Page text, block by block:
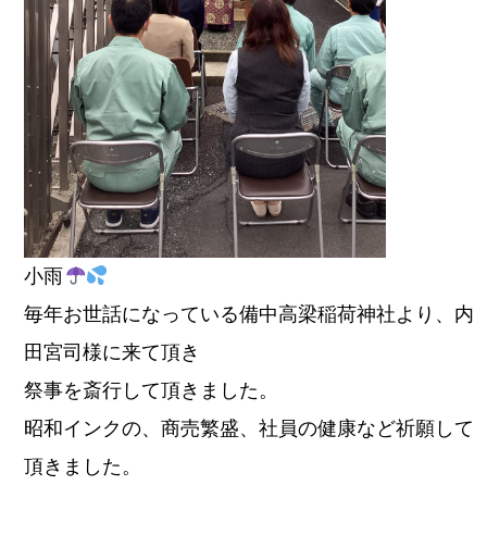
小雨
毎年お世話になっている備中高梁稲荷神社より、内
田宮司様に来て頂き
祭事を斎行して頂きました。
昭和インクの、商売繁盛、社員の健康など祈願して
頂きました。